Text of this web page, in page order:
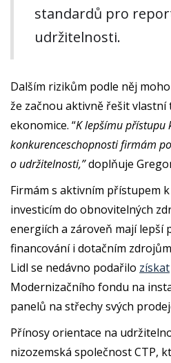
standardů pro
udržitelnosti.
Dalším rizikům podle něj
že začnou aktivně řešit vlastní
ekonomice. “K lepšímu přístupu
konkurenceschopnosti firmám
o udržitelnosti,”doplňuje
Firmám s aktivním přístupem
investicím do obnovitelných
energiích a zároveň mají lepší
financování i dotačním
Lidl se nedávno podařilo získat
Modernizačního fondu na
panelů na střechy svých
Přínosy orientace na
nizozemská společnost CTP,